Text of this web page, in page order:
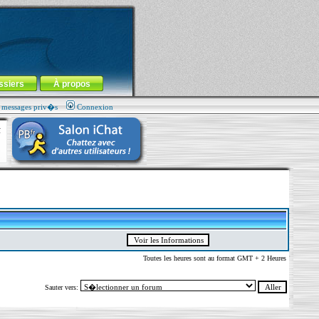
À propos
priv�s Connexion
Toutes les heures sont au format GMT + 2 Heures
Sauter vers: